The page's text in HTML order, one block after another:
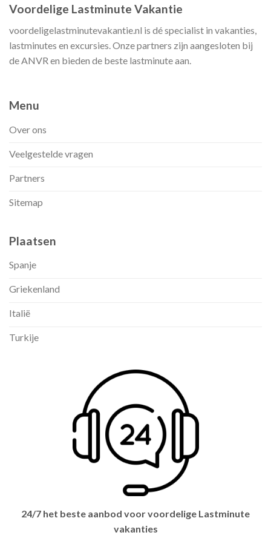
Voordelige Lastminute Vakantie
voordeligelastminutevakantie.nl is dé specialist in vakanties,
lastminutes en excursies. Onze partners zijn aangesloten bij
de ANVR en bieden de beste lastminute aan.
Menu
Over ons
Veelgestelde vragen
Partners
Sitemap
Plaatsen
Spanje
Griekenland
Italië
Turkije
24/7 het beste aanbod voor voordelige Lastminute
vakanties